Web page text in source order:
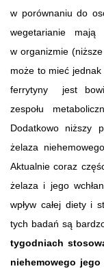
w porównaniu do
wegetarianie
w organizmie
może to mieć jednak
ferrytyny jest
zespołu
Dodatkowo niższy
żelaza
Aktualnie coraz
żelaza i jego
wpływ całej diety i
tych badań są
tygodniach
niehemowego